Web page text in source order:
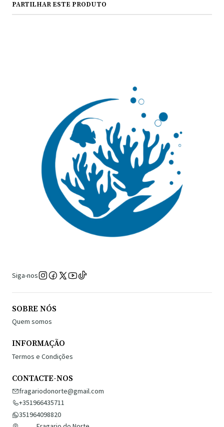
PARTILHAR ESTE PRODUTO
Siga-nos
SOBRE NÓS
Quem somos
INFORMAÇÃO
Termos e Condições
CONTACTE-NOS
fragariodonorte@gmail.com
+351966435711
351964098820